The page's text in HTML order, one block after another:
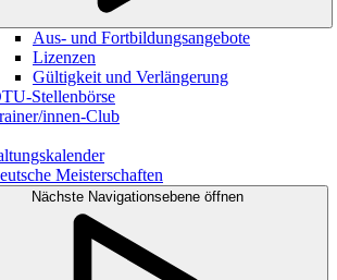
Aus- und Fortbildungsangebote
Lizenzen
Gültigkeit und Verlängerung
Stellenbörse
innen-Club
Meisterschaften
Nächste Navigationsebene öffnen